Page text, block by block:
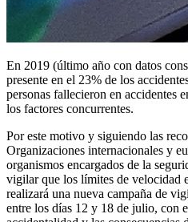
En 2019 (último año con datos
presente en el 23% de los
personas fallecieron en accidentes
los factores concurrentes.
Por este motivo y siguiendo las
Organizaciones internacionales y
organismos encargados de la
vigilar que los límites de velocidad
realizará una nueva campaña de
entre los días 12 y 18 de julio, con